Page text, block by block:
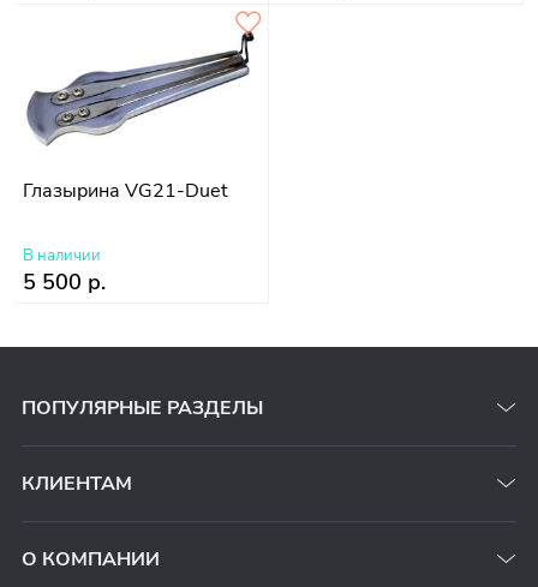
Глазырина VG21-Duet
В наличии
5 500 р.
ПОПУЛЯРНЫЕ РАЗДЕЛЫ
КЛИЕНТАМ
О КОМПАНИИ